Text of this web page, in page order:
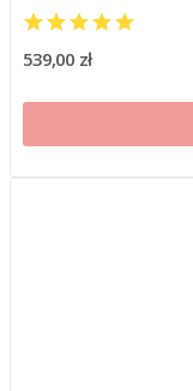
539,00 zł